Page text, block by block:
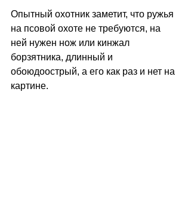
Опытный охотник заметит, что ружья
на псовой охоте не требуются, на
ней нужен нож или кинжал
борзятника, длинный и
обоюдоострый, а его как раз и нет на
картине.